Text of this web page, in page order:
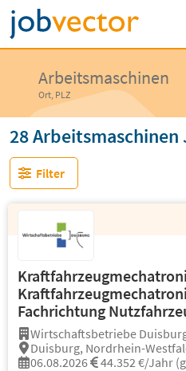
Arbeitsmaschinen
Ort, PLZ
28 Arbeitsmaschinen
Filter
Fachrichtung
Wirtschaftsbetriebe
Duisburg, Nordrhein-
06.08.2026
44.352 €/Jahr